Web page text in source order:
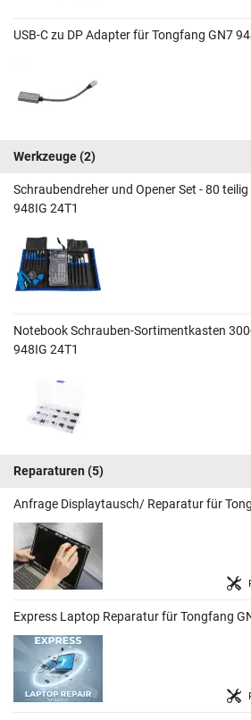
USB-C zu DP Adapter für Tongfang GN7
Werkzeuge(2)
Schraubendreher und Opener Set - 80
948IG 24T1
Notebook Schrauben-Sortimentkasten
948IG 24T1
Reparaturen (5)
Anfrage Displaytausch/ Reparatur für
Express Laptop Reparatur für Tongfang